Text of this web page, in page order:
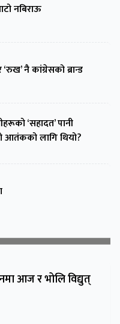
नबिराऊ
‘रुख’ नै कांग्रेसको ब्रान्ड
‘सहादत’ पानी
आतंकको लागि थियो?
आज र भोलि विद्युत्